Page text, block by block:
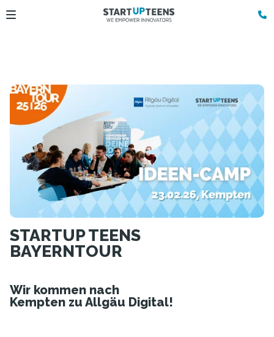
STARTUP TEENS
BAYERNTOUR
Wir kommen nach
Kempten zu Allgäu Digital!